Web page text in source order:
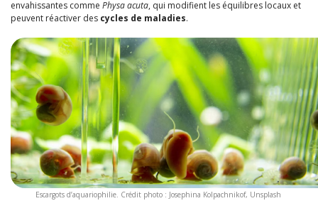
envahissantes comme Physa acuta, qui modifient les équilibres locaux et
peuvent réactiver des cycles de maladies.
Escargots d’aquariophilie. Crédit photo : Josephina Kolpachnikof, Unsplash